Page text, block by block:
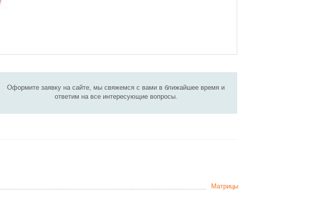
Оформите заявку на сайте, мы свяжемся с вами в ближайшее время и
ответим на все интересующие вопросы.
Матрицы